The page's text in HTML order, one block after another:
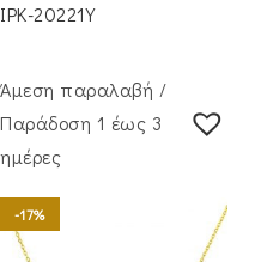
IPK-20221Y
Άμεση παραλαβή /
Παράδoση 1 έως 3
ημέρες
-17%